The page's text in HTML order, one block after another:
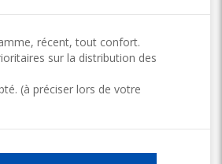
récent, tout confort.
sur la distribution des
(à préciser lors de votre